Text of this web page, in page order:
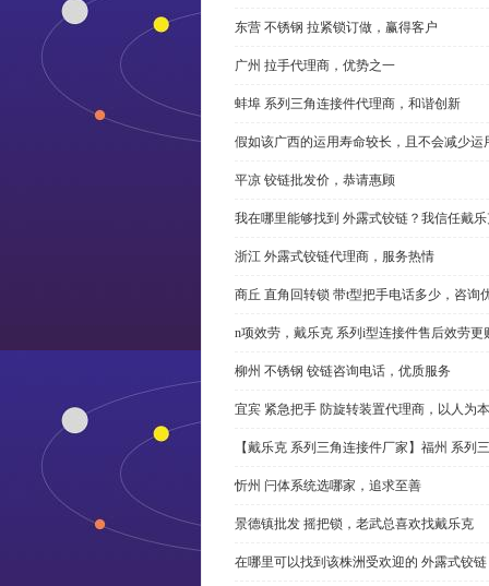
东营 不锈钢 拉紧锁订做，赢得客户
广州 拉手代理商，优势之一
蚌埠 系列三角连接件代理商，和谐创新
假如该广西的运用寿命较长，且不会减少
平凉 铰链批发价，恭请惠顾
我在哪里能够找到 外露式铰链？我信任戴
浙江 外露式铰链代理商，服务热情
商丘 直角回转锁 带t型把手电话多少，咨询
n项效劳，戴乐克 系列i型连接件售后效劳更
柳州 不锈钢 铰链咨询电话，优质服务
宜宾 紧急把手 防旋转装置代理商，以人为本
【戴乐克 系列三角连接件厂家】福州 系列
忻州 闩体系统选哪家，追求至善
景德镇批发 摇把锁，老武总喜欢找戴乐克
在哪里可以找到该株洲受欢迎的 外露式铰